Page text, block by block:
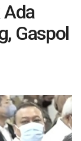
Gaspol